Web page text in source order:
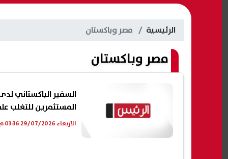
الرئيسية مصر وباكستان
مصر وباكستان
السفير الباكستاني
المستثمرين للتغلب
الأربعاء 29/07/2026 03:36 م